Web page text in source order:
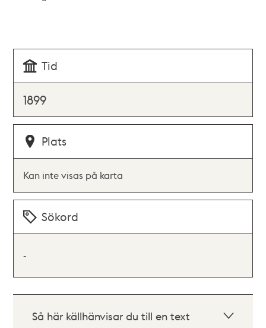
Tid
1899
Plats
Kan inte visas på karta
Sökord
-
Så här källhänvisar du till en text